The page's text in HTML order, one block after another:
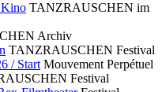
TANZRAUSCHEN im
Archiv
TANZRAUSCHEN Festival
/ Start Mouvement Perpétuel
Festival